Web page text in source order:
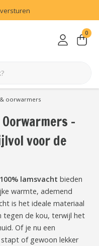
versturen
0
oorwarmers
–
voor de
100% lamsvacht bieden
warmte, ademend
is het ideale materiaal
tegen de kou, terwijl het
Of je nu een
of gewoon lekker